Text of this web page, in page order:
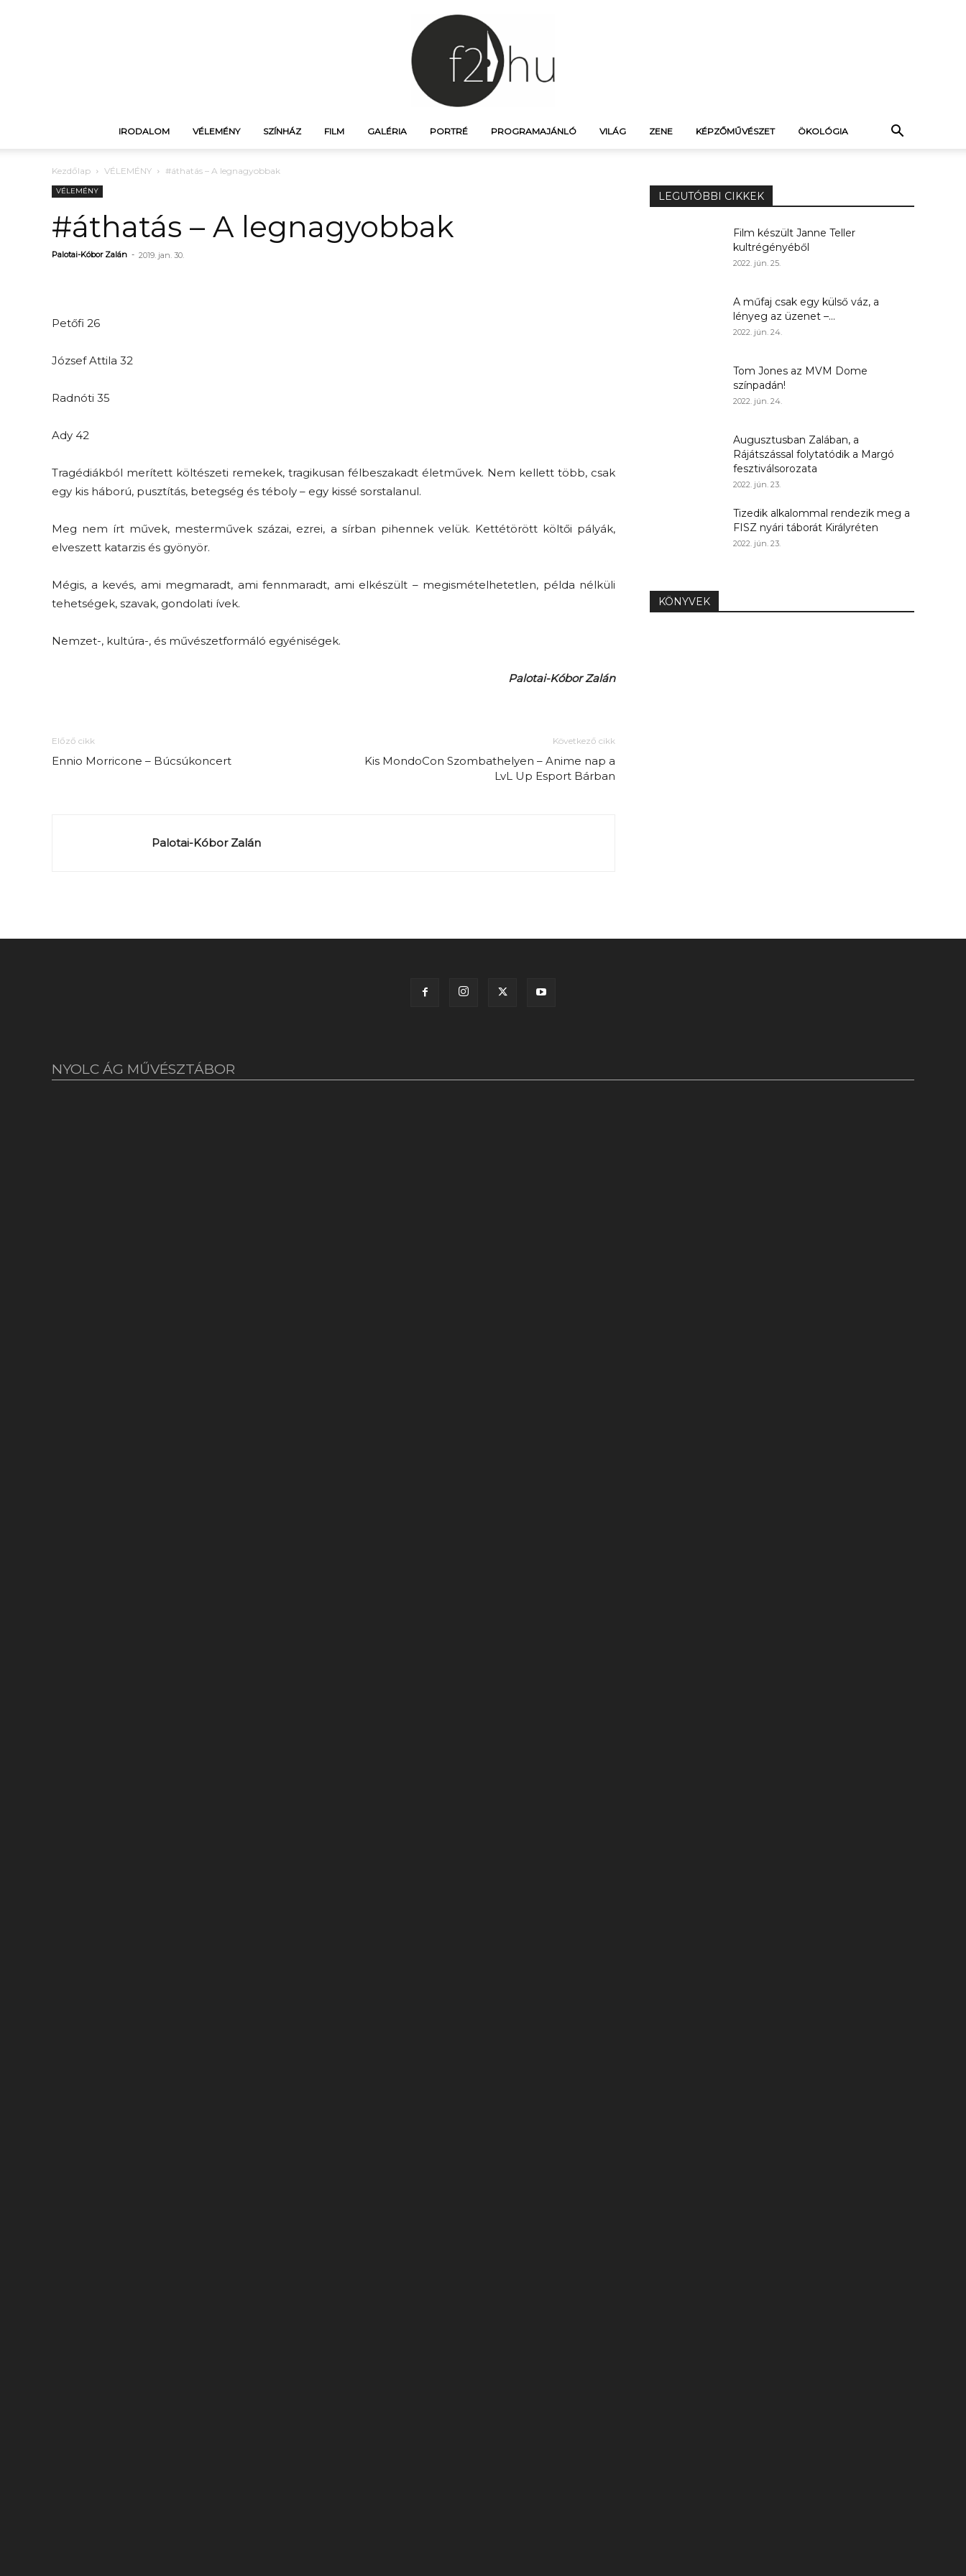
százada
IRODALOM VÉLEMÉNY SZÍNHÁZ FILM GALÉRIA PORTRÉ PROGRAMAJÁNLÓ VILÁG ZENE KÉPZŐMŰVÉSZET ÖKOLÓGIA
Kezdőlap VÉLEMÉNY #áthatás – A legnagyobbak
VÉLEMÉNY
#áthatás – A legnagyobbak
Palotai-Kóbor Zalán - 2019. jan. 30.
Petőfi 26
József Attila 32
Radnóti 35
Ady 42
Tragédiákból merített költészeti remekek, tragikusan félbeszakadt életművek. Nem kellett több, csak
egy kis háború, pusztítás, betegség és téboly – egy kissé sorstalanul.
Meg nem írt művek, mesterművek százai, ezrei, a sírban pihennek velük. Kettétörött költői pályák,
elveszett katarzis és gyönyör.
Mégis, a kevés, ami megmaradt, ami fennmaradt, ami elkészült – megismételhetetlen, példa nélküli
tehetségek, szavak, gondolati ívek.
Nemzet-, kultúra-, és művészetformáló egyéniségek.
Palotai-Kóbor Zalán
Előző cikk
Ennio Morricone – Búcsúkoncert
Következő cikk
Kis MondoCon Szombathelyen – Anime nap a
LvL Up Esport Bárban
Palotai-Kóbor Zalán
LEGUTÓBBI CIKKEK
Film készült Janne Teller
kultrégényéből
2022. jún. 25.
A műfaj csak egy külső váz, a
lényeg az üzenet –...
2022. jún. 24.
Tom Jones az MVM Dome
színpadán!
2022. jún. 24.
Augusztusban Zalában, a
Rájátszással folytatódik a Margó
fesztiválsorozata
2022. jún. 23.
Tizedik alkalommal rendezik meg a
FISZ nyári táborát Királyréten
2022. jún. 23.
KÖNYVEK
NYOLC ÁG MŰVÉSZTÁBOR